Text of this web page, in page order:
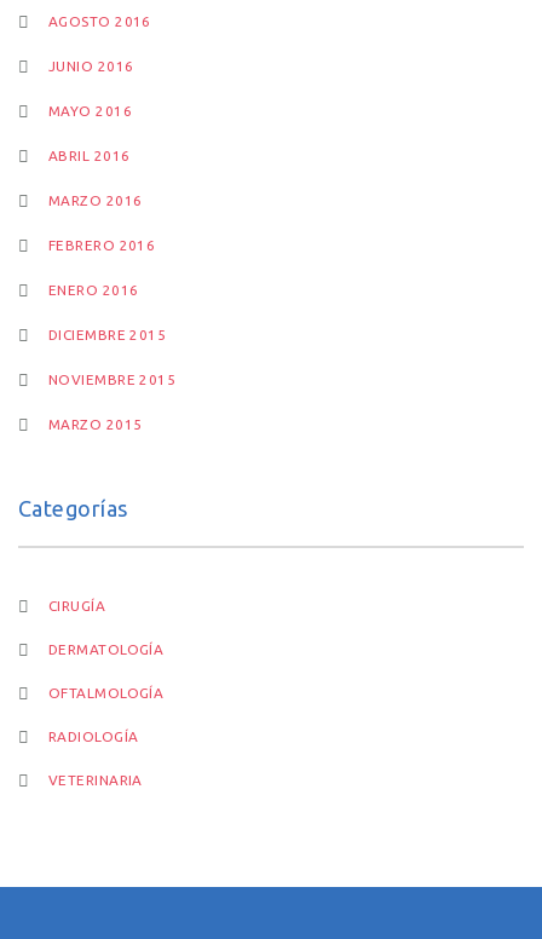
AGOSTO 2016
JUNIO 2016
MAYO 2016
ABRIL 2016
MARZO 2016
FEBRERO 2016
ENERO 2016
DICIEMBRE 2015
NOVIEMBRE 2015
MARZO 2015
Categorías
CIRUGÍA
DERMATOLOGÍA
OFTALMOLOGÍA
RADIOLOGÍA
VETERINARIA